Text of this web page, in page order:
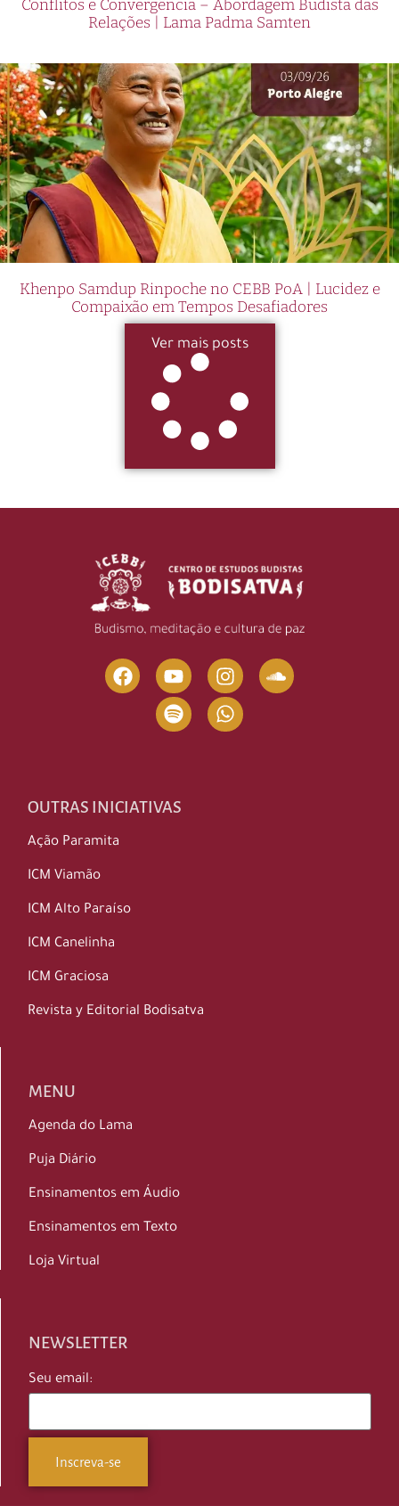
Conflitos e Convergência – Abordagem Budista das
Relações | Lama Padma Samten
Khenpo Samdup Rinpoche no CEBB PoA | Lucidez e
Compaixão em Tempos Desafiadores
Ver mais posts
OUTRAS INICIATIVAS
Ação Paramita
ICM Viamão
ICM Alto Paraíso
ICM Canelinha
ICM Graciosa
Revista y Editorial Bodisatva
MENU
Agenda do Lama
Puja Diário
Ensinamentos em Áudio
Ensinamentos em Texto
Loja Virtual
NEWSLETTER
Seu email: